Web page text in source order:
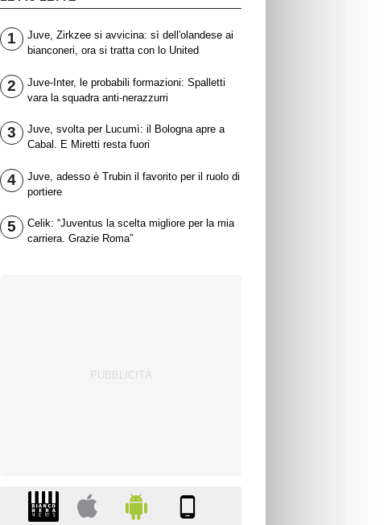
1
Juve, Zirkzee si avvicina: sì dell'olandese ai
bianconeri, ora si tratta con lo United
2
Juve-Inter, le probabili formazioni: Spalletti
vara la squadra anti-nerazzurri
3
Juve, svolta per Lucumì: il Bologna apre a
Cabal. E Miretti resta fuori
4
Juve, adesso è Trubin il favorito per il ruolo di
portiere
5
Celik: “Juventus la scelta migliore per la mia
carriera. Grazie Roma”